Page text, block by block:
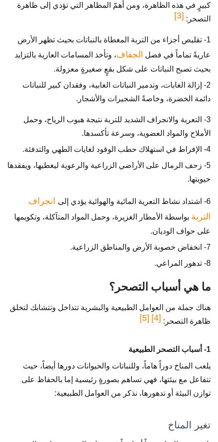
كبيرٍ في هذه الظاهرة، ومن أهمّ المظاهر التي تؤدي إلى ظاهرة
التصحر: [3]
1- تقليص أجزاء من التربة المغطاة بالنباتات بحيث تظهر الأرض
عاريةً تماماً في فصل الجفاف، وتأخذ المسامات العارية بالتزايد
بحيث تصبح النباتات على شكل بقعٍ صغيرةٍ معزولة.
2- إزالة الغابات، وتدمير النباتات الغابية، وفقدان كبير للنباتات
دائمة الخضرة، وخاصةً الشجيرات والأشجار.
3- التعرية والانجراف الشديد للتربة نتيجة هبوب الرياح، وحمل
الأملاح والمواد العضوية، وسرعة تأكسدها.
4- الإفراط في استهلاك حطب الوقود لغايات الطهي والتدفئة.
5- زحف الرمال على الأراضي الزراعية والرعوية ليغطيها، ويفقدها
حيويتها.
6- اشتداد نشاط التعرية المائية والهوائية يؤدي إلى
انجراف
التربة بواسطة الأمطار الغزيرة، وحمل المواد المتآكلة، وتكويمها
على حواف الوديان.
7- انخفاض خصوبة الأرض والمناطق الزراعية.
8- تدهور المراعي.
ما هي أسباب التصحر؟
هناك جملة من العوامل الطبيعية والبشرية تتداخل وتتشابك لتخلق
ظاهرة التصحر: [4]
[5]
1- أسباب التصحر الطبيعية
يلعب المناخ دوراً هاماً، وللنباتات والحيوانات دورها أيضاً، حيث
تتفاعل مع بيئتها، فهي تساهم بصورةٍ رئيسية إما بالحفاظ على
توازن البيئة أو تدهورها، نذكر من العوامل الطبيعية:
تغير المناخ